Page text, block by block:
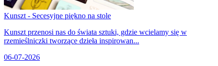
Kunszt - Secesyjne piękno na stole
Kunszt przenosi nas do świata sztuki, gdzie wcielamy się w
rzemieślniczki tworzące dzieła inspirowan...
06-07-2026